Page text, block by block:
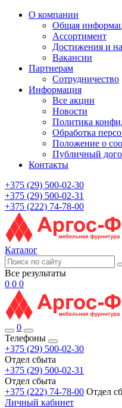
О компании
Общая
Ассортимент
Достижения и
Вакансии
Партнерам
Сотрудничество
Информация
Все акции
Новости
Политика
Обработка
Положение о
Публичный
Контакты
+375 (29) 500-02-30
+375 (29) 500-02-31
+375 (222) 74-78-00
Каталог
Все результаты
0 0 0
0
Телефоны
+375 (29) 500-02-30
Отдел сбыта
+375 (29) 500-02-31
Отдел сбыта
+375 (222) 74-78-00 Отдел
Личный кабинет